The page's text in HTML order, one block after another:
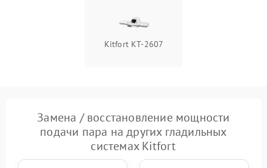
Неисправность
индикаторов (дисплея)
2000 ₽
Kitfort КТ-2607
Замена / восстановление мощности
подачи пара на других гладильных
системах Kitfort